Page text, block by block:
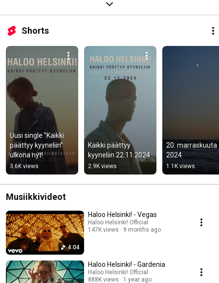
Shorts
Uusi single ”Kaikki
päättyy kyyneliin”
ulkona nyt!
3.6K views
Kaikki päättyy
kyyneliin 22.11.2024
2.9K views
20. marraskuuta
2024
1.1K views
Musiikkivideot
4:04
Haloo Helsinki! - Vegas
Haloo Helsinki! Official
147K views
9 months ago
Haloo Helsinki! - Gardenia
Haloo Helsinki! Official
888K views
1 year ago